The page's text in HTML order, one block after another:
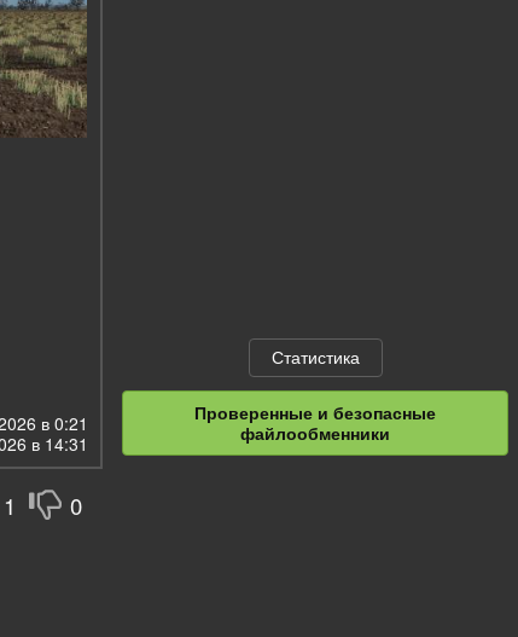
в 0:21
в 14:31
1 0
Статистика
Проверенные и безопасные
файлообменники